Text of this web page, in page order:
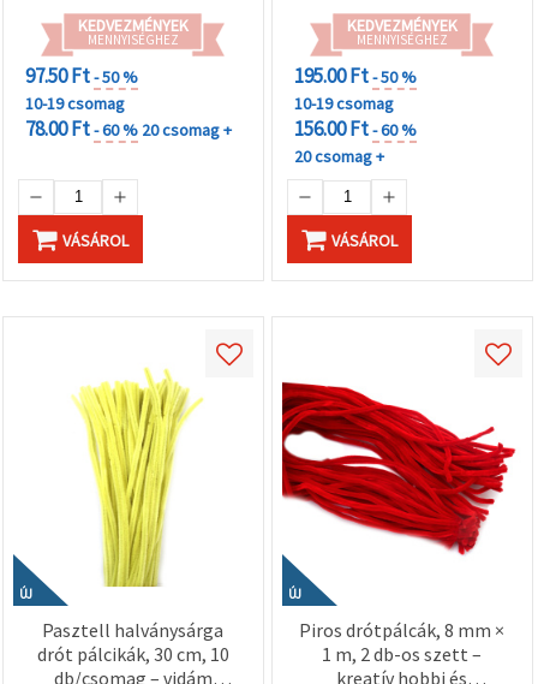
KEDVEZMÉNYEK
MENNYISÉGHEZ
97.50 Ft- 50 %
10-19 csomag
78.00 Ft- 60 % 20 csomag +
VÁSÁROL
KEDVEZMÉNYEK
MENNYISÉGHEZ
195.00 Ft- 50 %
10-19 csomag
156.00 Ft- 60 %
20 csomag +
VÁSÁROL
ÚJ
Pasztell halványsárga
drót pálcikák, 30 cm, 10
db/csomag – vidám
ÚJ
Piros drótpálcák, 8 mm ×
1 m, 2 db-os szett –
kreatív hobbi és